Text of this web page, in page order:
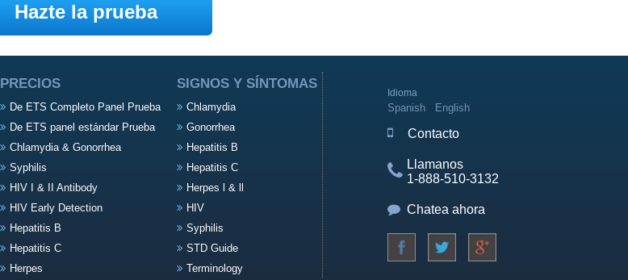
Hazte la prueba
PRECIOS
De ETS Completo Panel Prueba
De ETS panel estándar Prueba
Chlamydia & Gonorrhea
Syphilis
HIV I & II Antibody
HIV Early Detection
Hepatitis B
Hepatitis C
Herpes
SIGNOS Y SÍNTOMAS
Chlamydia
Gonorrhea
Hepatitis B
Hepatitis C
Herpes l & ll
HIV
Syphilis
STD Guide
Terminology
Idioma
Spanish English
Contacto
Llamanos
1-888-510-3132
Chatea ahora